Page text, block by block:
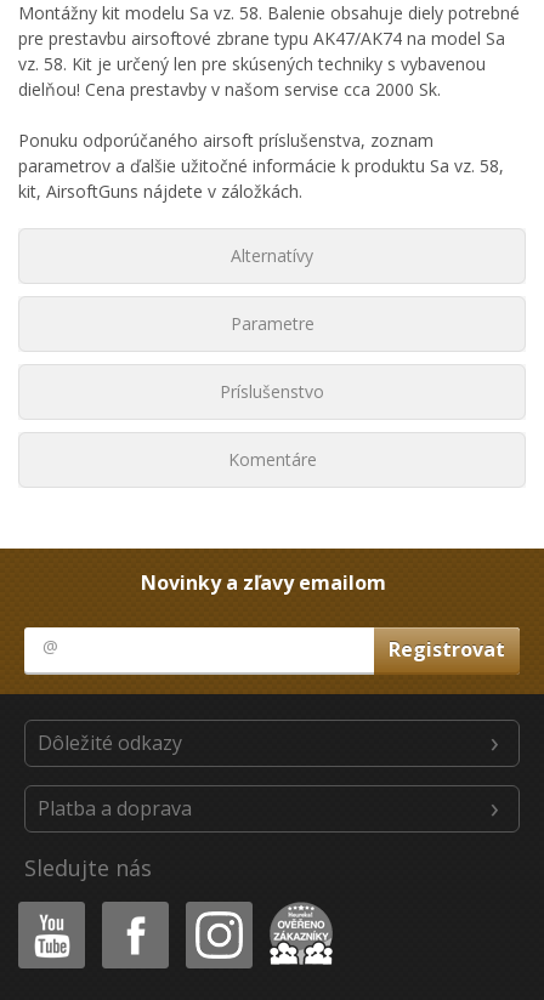
Montážny kit modelu Sa vz. 58. Balenie obsahuje diely potrebné
pre prestavbu airsoftové zbrane typu AK47/AK74 na model Sa
vz. 58. Kit je určený len pre skúsených techniky s vybavenou
dielňou! Cena prestavby v našom servise cca 2000 Sk.
Ponuku odporúčaného airsoft príslušenstva, zoznam
parametrov a ďalšie užitočné informácie k produktu Sa vz. 58,
kit, AirsoftGuns nájdete v záložkách.
Alternatívy
Parametre
Príslušenstvo
Komentáre
Novinky a zľavy emailom
Dôležité odkazy
Platba a doprava
Sledujte nás
Youtube Facebook Instagram Heureka